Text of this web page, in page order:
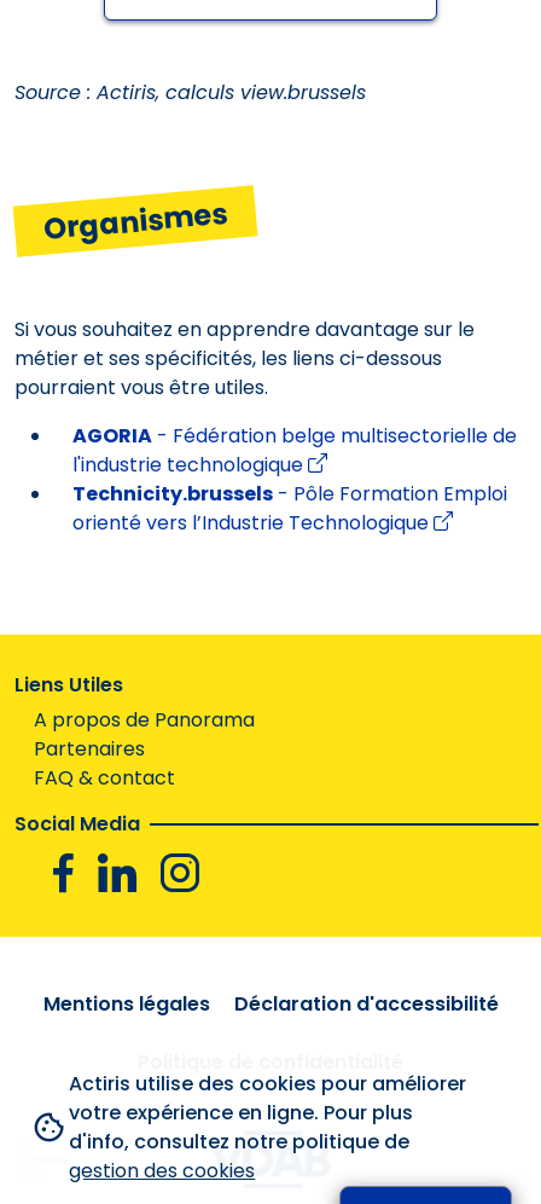
Actiris utilise des cookies pour améliorer
votre expérience en ligne. Pour plus
d'info, consultez notre politique de
gestion des cookies
Source : Actiris, calculs view.brussels
Organismes
Si vous souhaitez en apprendre davantage sur le
métier et ses spécificités, les liens ci-dessous
pourraient vous être utiles.
AGORIA - Fédération belge multisectorielle de
l'industrie technologique
Technicity.brussels - Pôle Formation Emploi
orienté vers l’Industrie Technologique
Liens Utiles
A propos de Panorama
Partenaires
FAQ & contact
Social Media
FacebookLinkedin
Mentions légales Déclaration d'accessibilité